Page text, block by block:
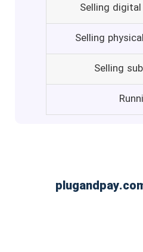
Selling
Selling
Selling